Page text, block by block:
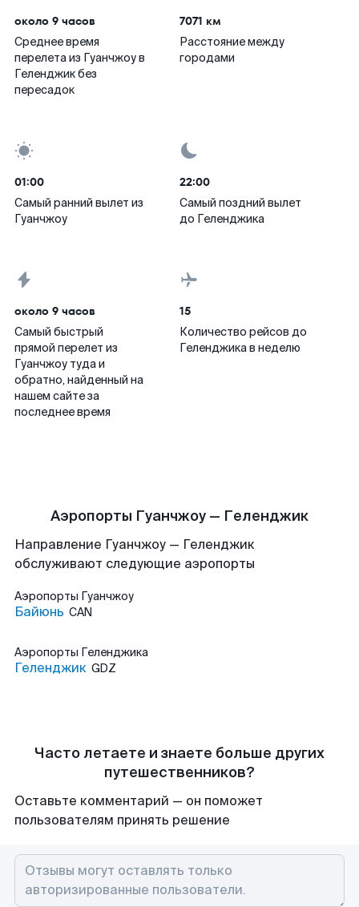
около 9 часов
Среднее время
перелета из Гуанчжоу в
Геленджик без
пересадок
7071 км
Расстояние между
городами
01:00
Самый ранний вылет из
Гуанчжоу
22:00
Самый поздний вылет
до Геленджика
около 9 часов
Самый быстрый
прямой перелет из
Гуанчжоу туда и
обратно, найденный на
нашем сайте за
последнее время
15
Количество рейсов до
Геленджика в неделю
Аэропорты Гуанчжоу — Геленджик
Направление Гуанчжоу — Геленджик
обслуживают следующие аэропорты
Аэропорты Гуанчжоу
Байюнь CAN
Аэропорты Геленджика
Геленджик GDZ
Часто летаете и знаете больше других
путешественников?
Оставьте комментарий — он поможет
пользователям принять решение